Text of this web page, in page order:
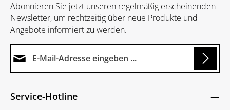
Abonnieren Sie jetzt unseren regelmäßig erscheinenden
Newsletter, um rechtzeitig über neue Produkte und
Angebote informiert zu werden.
Ich habe dieDatenschutzbestimmungen
Die mit einem Stern (*) markierten Felder sind
Service-Hotline